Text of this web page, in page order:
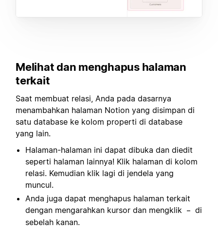
Melihat dan menghapus halaman
terkait
Saat membuat relasi, Anda pada dasarnya
menambahkan halaman Notion yang disimpan di
satu database ke kolom properti di database
yang lain.
Halaman-halaman ini dapat dibuka dan diedit
seperti halaman lainnya! Klik halaman di kolom
relasi. Kemudian klik lagi di jendela yang
muncul.
Anda juga dapat menghapus halaman terkait
dengan mengarahkan kursor dan mengklik – di
sebelah kanan.